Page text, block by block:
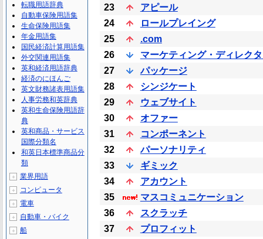
23
アピール
24
ロールプレイング
25
.com
26
マーケティング・ディレク
27
パッケージ
28
シンジケート
29
ウェブサイト
30
オファー
31
コンポーネント
32
パーソナリティ
33
ギミック
34
アカウント
35
マスコミュニケーション
36
スクラッチ
37
プロフィット
転職用語辞典
自動車保険用語集
生命保険用語集
年金用語集
国民経済計算用語集
外交関連用語集
英和経済用語辞典
経済のにほんご
英文財務諸表用語集
人事労務和英辞典
英和生命保険用語辞
典
英和商品・サービス
国際分類名
和英日本標準商品分
類
＋ 業界用語
＋ コンピュータ
＋ 電車
＋ 自動車・バイク
＋ 船